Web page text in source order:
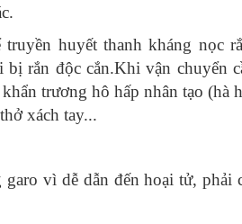
huyết thanh kháng nọc
rắn độc cắn.Khi vận chuyển
trương hô hấp nhân tạo (hà
xách tay...
vì dễ dẫn đến hoại tử, phải